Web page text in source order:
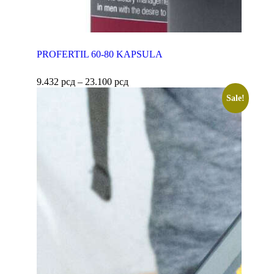
PROFERTIL 60-80 KAPSULA
9.432 рсд – 23.100 рсд
Sale!